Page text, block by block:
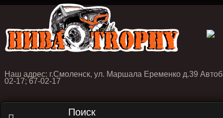
Наш адрес: г.Смоленск, ул. Маршала Еременко д.39
02-17; 67-02-17
Поиск